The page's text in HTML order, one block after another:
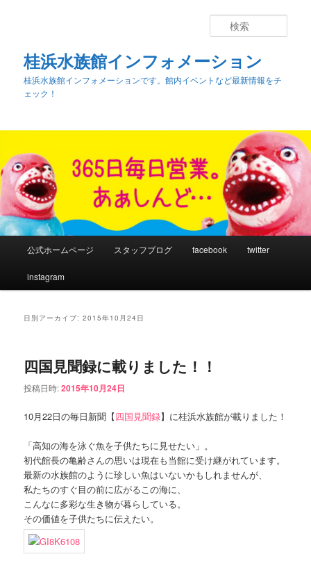
桂浜水族館インフォメーション
桂浜水族館インフォメーションです。館内イベントなど最新情報をチ
ェック！
索
メ
メ
イ
ン
ツ
へ
移
動
サ
ブ
テ
へ
移
動
公式ホームページ スタッフブログ facebook twitter
instagram
日別アーカイブ:2015年10月24日
四国見聞録に載りました！！
投稿日時:2015年10月24日
10月22日の毎日新聞【四国見聞録】に桂浜水族館が載りました！
「高知の海を泳ぐ魚を子供たちに見せたい」。
初代館長の亀齢さんの思いは現在も当館に受け継がれています。
最新の水族館のように珍しい魚はいないかもしれませんが、
私たちのすぐ目の前に広がるこの海に、
こんなに多彩な生き物が暮らしている。
その価値を子供たちに伝えたい。